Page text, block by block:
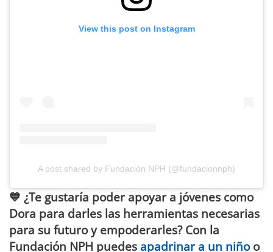
View this post on Instagram
A post shared by Fundación NPH (@fundacionnph)
💙 ¿Te gustaría poder apoyar a jóvenes como
Dora para darles las herramientas necesarias
para su futuro y empoderarles? Con la
Fundación NPH puedes apadrinar a un niñoo